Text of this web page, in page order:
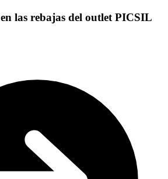
en las rebajas del outlet PICSIL